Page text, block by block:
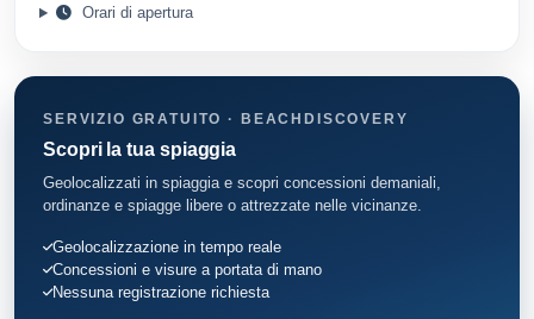
Orari di apertura
SERVIZIO GRATUITO · BEACHDISCOVERY
Scopri la tua spiaggia
Geolocalizzati in spiaggia e scopri concessioni demaniali,
ordinanze e spiagge libere o attrezzate nelle vicinanze.
Geolocalizzazione in tempo reale
Concessioni e visure a portata di mano
Nessuna registrazione richiesta